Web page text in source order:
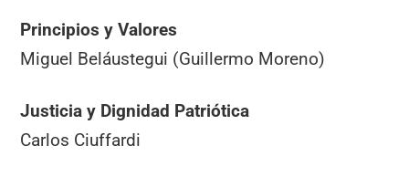
Principios y Valores
Miguel Beláustegui (Guillermo Moreno)
Justicia y Dignidad Patriótica
Carlos Ciuffardi